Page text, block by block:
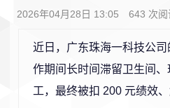
2026年04月28日 13:05 643 次阅
近日，广东珠海一科技公
作期间长时间滞留卫生间
工，最终被扣 200 元绩效、